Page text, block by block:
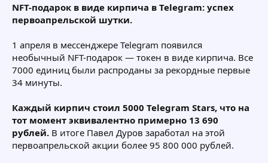
и
м
ы
а
л
NFT-подарок в виде кирпича в Telegram: успех
первоапрельской шутки.
1 апреля в мессенджере Telegram появился
необычный NFT-подарок — токен в виде кирпича. Все
7000 единиц были распроданы за рекордные первые
34 минуты.
Каждый кирпич стоил 5000 Telegram Stars, что на
тот момент эквивалентно примерно 13 690
рублей. В итоге Павел Дуров заработал на этой
первоапрельской акции более 95 800 000 рублей.